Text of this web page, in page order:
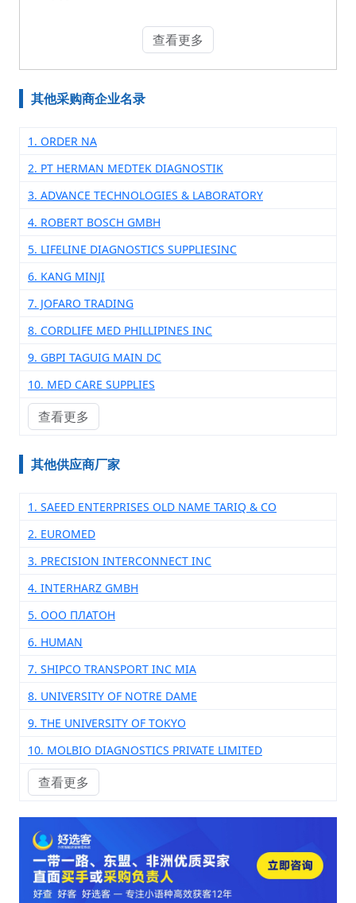
查看更多
其他采购商企业名录
1. ORDER NA
2. PT HERMAN MEDTEK DIAGNOSTIK
3. ADVANCE TECHNOLOGIES & LABORATORY
4. ROBERT BOSCH GMBH
5. LIFELINE DIAGNOSTICS SUPPLIESINC
6. KANG MINJI
7. JOFARO TRADING
8. CORDLIFE MED PHILLIPINES INC
9. GBPI TAGUIG MAIN DC
10. MED CARE SUPPLIES
查看更多
其他供应商厂家
1. SAEED ENTERPRISES OLD NAME TARIQ & CO
2. EUROMED
3. PRECISION INTERCONNECT INC
4. INTERHARZ GMBH
5. ООО ПЛАТОН
6. HUMAN
7. SHIPCO TRANSPORT INC MIA
8. UNIVERSITY OF NOTRE DAME
9. THE UNIVERSITY OF TOKYO
10. MOLBIO DIAGNOSTICS PRIVATE LIMITED
查看更多